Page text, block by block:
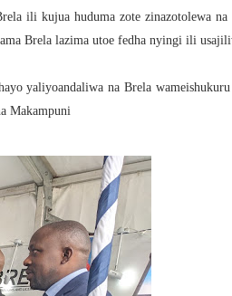
ili kujua huduma zote zinazotolewa
Brela lazima utoe fedha nyingi ili
yaliyoandaliwa na Brela
Makampuni